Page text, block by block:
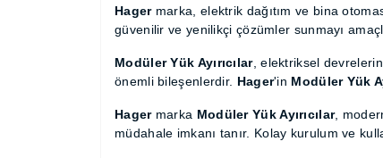
Hager marka, elektrik dağıtım ve bina
standartlarında güvenilir ve yenilikçi
Modüler Yük Ayırıcılar, elektriksel
kolaylaştıran önemli bileşenlerdir.Hager
Hager markaModüler Yük Ayırıcılar,
hızlı müdahale imkanı tanır. Kolay